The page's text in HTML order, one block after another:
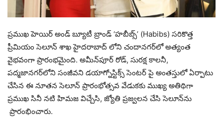
ప్రముఖ హెయిర్ అండ్ బ్యూటీ బ్రాండ్ ‘హబీబ్స్’ (Habibs) సరికొత్త
ప్రీమియం సెలూన్ శాఖ హైదరాబాద్ లోని చందానగర్‌లో అత్యంత
వైభవంగా ప్రారంభమైంది. అమీన్‌పూర్ రోడ్, సురక్ష కాలనీ,
పద్మజానగర్‌లోని సంజీవని డయాగ్నోస్టిక్స్ సెంటర్ పై అంతస్తులో ఏర్పాటు
చేసిన ఈ నూతన సెలూన్ ప్రారంభోత్సవ వేడుకకు ముఖ్య అతిథిగా
ప్రముఖ సినీ నటి హిమజ విచ్చేసి, జ్యోతి ప్రజ్వలన చేసి సెలూన్‌ను
ప్రారంభించారు.